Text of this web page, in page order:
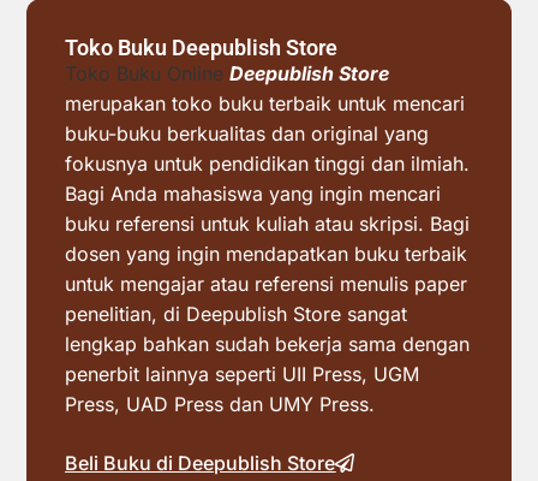
Toko Buku Deepublish Store
Toko Buku Online Deepublish Store
merupakan toko buku terbaik untuk mencari
buku-buku berkualitas dan original yang
fokusnya untuk pendidikan tinggi dan ilmiah.
Bagi Anda mahasiswa yang ingin mencari
buku referensi untuk kuliah atau skripsi. Bagi
dosen yang ingin mendapatkan buku terbaik
untuk mengajar atau referensi menulis paper
penelitian, di Deepublish Store sangat
lengkap bahkan sudah bekerja sama dengan
penerbit lainnya seperti UII Press, UGM
Press, UAD Press dan UMY Press.
Beli Buku di Deepublish Store